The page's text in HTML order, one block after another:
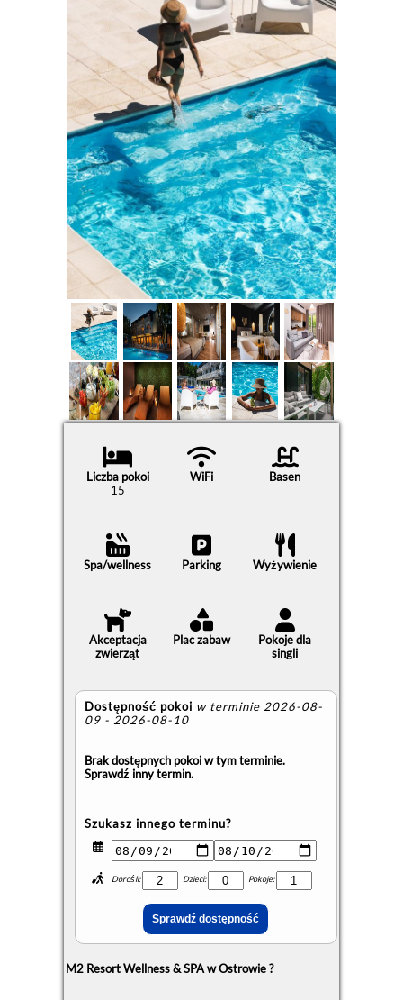
Liczba pokoi
15
WiFi Basen
Spa/wellness Parking Wyżywienie
Akceptacja
zwierząt
Plac zabaw
Pokoje dla
singli
Dostępność pokoi w terminie 2026-08-
09 - 2026-08-10
Brak dostępnych pokoi w tym terminie.
Sprawdź inny termin.
Szukasz innego terminu?
Dorośli: Dzieci: Pokoje:
M2 Resort Wellness & SPA w Ostrowie ?